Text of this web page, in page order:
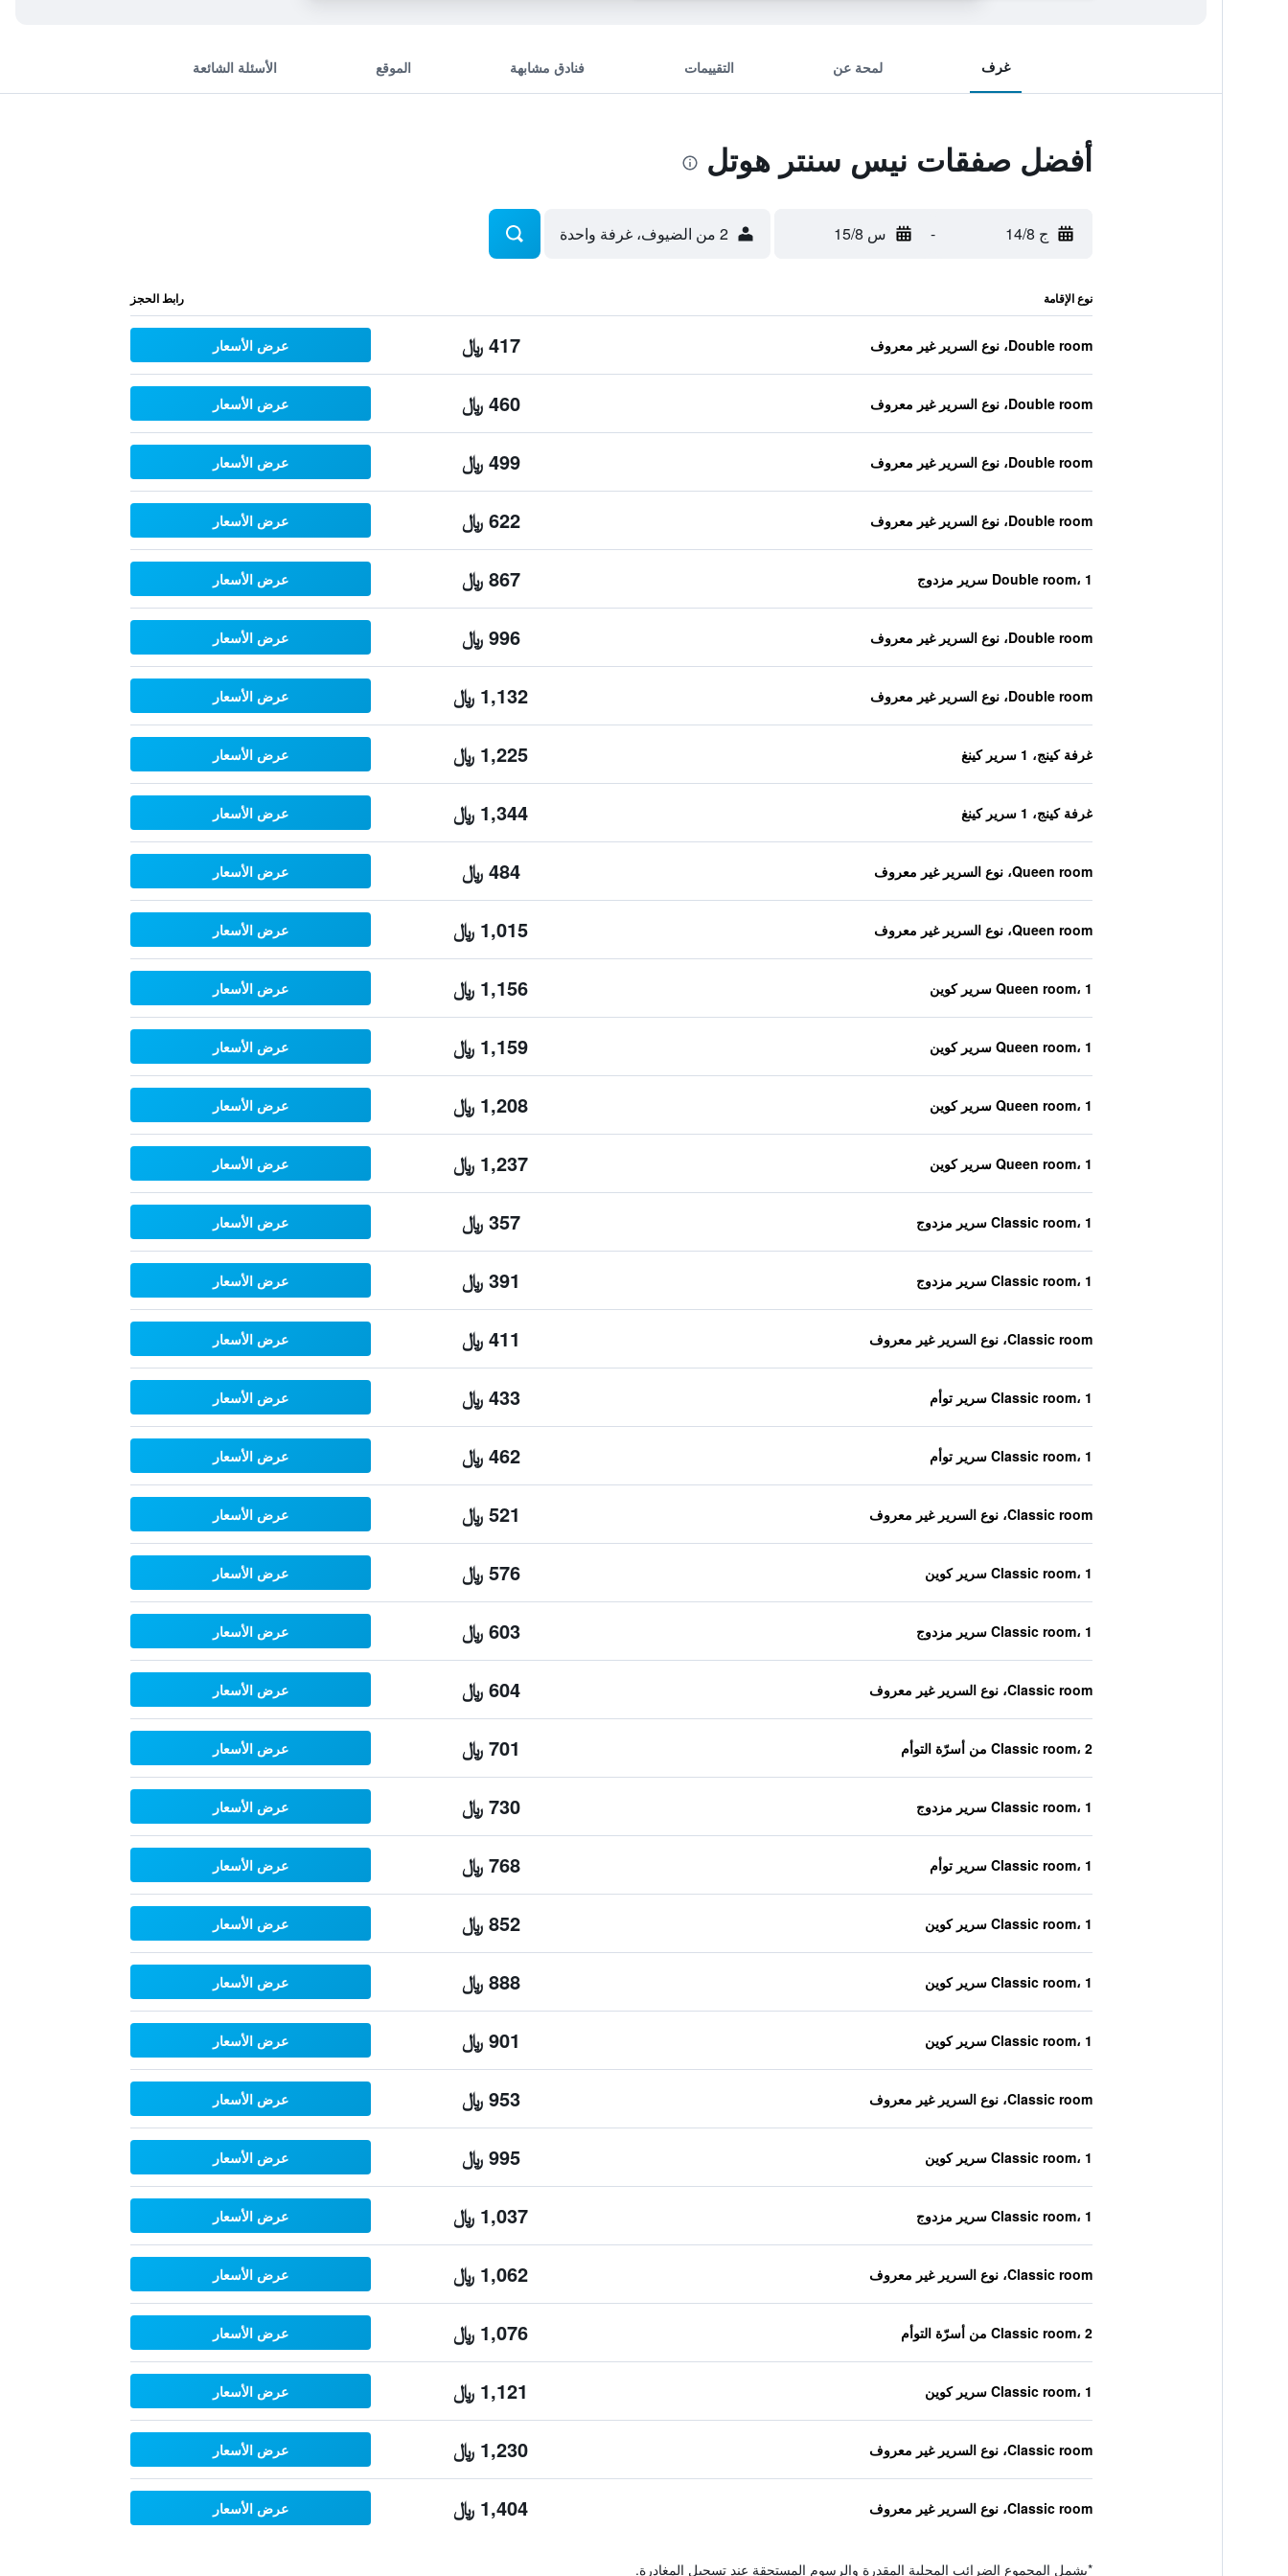
غرف لمحة عن التقييمات فنادق مشابهة الموقع الأسئلة الشائعة
أفضل صفقات نيس سنتر هوتل
ج 14/8 - س 15/8 2 من الضيوف، غرفة واحدة
نوع الإقامة رابط الحجز
Double room، نوع السرير غير معروف 417 ﷼ عرض الأسعار
Double room، نوع السرير غير معروف 460 ﷼ عرض الأسعار
Double room، نوع السرير غير معروف 499 ﷼ عرض الأسعار
Double room، نوع السرير غير معروف 622 ﷼ عرض الأسعار
Double room، 1 سرير مزدوج 867 ﷼ عرض الأسعار
Double room، نوع السرير غير معروف 996 ﷼ عرض الأسعار
Double room، نوع السرير غير معروف 1,132 ﷼ عرض الأسعار
غرفة كينج، 1 سرير كينغ 1,225 ﷼ عرض الأسعار
غرفة كينج، 1 سرير كينغ 1,344 ﷼ عرض الأسعار
Queen room، نوع السرير غير معروف 484 ﷼ عرض الأسعار
Queen room، نوع السرير غير معروف 1,015 ﷼ عرض الأسعار
Queen room، 1 سرير كوين 1,156 ﷼ عرض الأسعار
Queen room، 1 سرير كوين 1,159 ﷼ عرض الأسعار
Queen room، 1 سرير كوين 1,208 ﷼ عرض الأسعار
Queen room، 1 سرير كوين 1,237 ﷼ عرض الأسعار
Classic room، 1 سرير مزدوج 357 ﷼ عرض الأسعار
Classic room، 1 سرير مزدوج 391 ﷼ عرض الأسعار
Classic room، نوع السرير غير معروف 411 ﷼ عرض الأسعار
Classic room، 1 سرير توأم 433 ﷼ عرض الأسعار
Classic room، 1 سرير توأم 462 ﷼ عرض الأسعار
Classic room، نوع السرير غير معروف 521 ﷼ عرض الأسعار
Classic room، 1 سرير كوين 576 ﷼ عرض الأسعار
Classic room، 1 سرير مزدوج 603 ﷼ عرض الأسعار
Classic room، نوع السرير غير معروف 604 ﷼ عرض الأسعار
Classic room، 2 من أسرّة التوأم 701 ﷼ عرض الأسعار
Classic room، 1 سرير مزدوج 730 ﷼ عرض الأسعار
Classic room، 1 سرير توأم 768 ﷼ عرض الأسعار
Classic room، 1 سرير كوين 852 ﷼ عرض الأسعار
Classic room، 1 سرير كوين 888 ﷼ عرض الأسعار
Classic room، 1 سرير كوين 901 ﷼ عرض الأسعار
Classic room، نوع السرير غير معروف 953 ﷼ عرض الأسعار
Classic room، 1 سرير كوين 995 ﷼ عرض الأسعار
Classic room، 1 سرير مزدوج 1,037 ﷼ عرض الأسعار
Classic room، نوع السرير غير معروف 1,062 ﷼ عرض الأسعار
Classic room، 2 من أسرّة التوأم 1,076 ﷼ عرض الأسعار
Classic room، 1 سرير كوين 1,121 ﷼ عرض الأسعار
Classic room، نوع السرير غير معروف 1,230 ﷼ عرض الأسعار
Classic room، نوع السرير غير معروف 1,404 ﷼ عرض الأسعار
*يشمل المجموع الضرائب المحلية المقدرة والرسوم المستحقة عند تسجيل المغادرة.